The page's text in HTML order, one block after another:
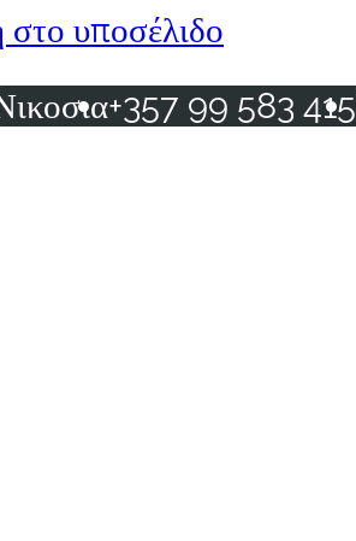
υποσέλιδο
+357 99 583 415